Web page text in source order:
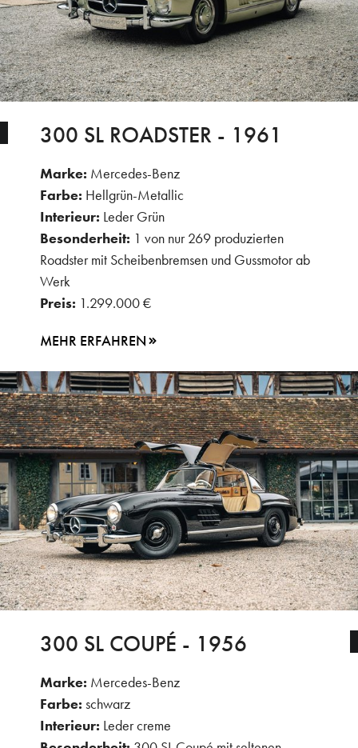
300 SL ROADSTER - 1961
Marke: Mercedes-Benz
Farbe: Hellgrün-Metallic
Interieur: Leder Grün
Besonderheit: 1 von nur 269 produzierten
Roadster mit Scheibenbremsen und Gussmotor ab
Werk
Preis: 1.299.000 €
MEHR ERFAHREN
300 SL COUPÉ - 1956
Marke: Mercedes-Benz
Farbe: schwarz
Interieur: Leder creme